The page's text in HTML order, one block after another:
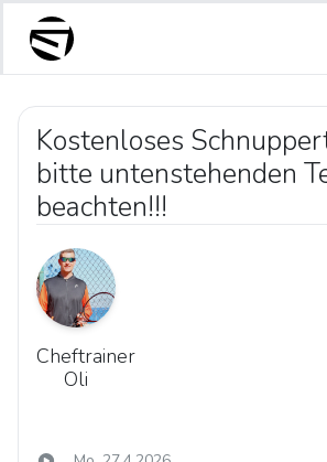
Kostenloses
bitte untenstehenden
beachten!!!
Cheftrainer
Oli